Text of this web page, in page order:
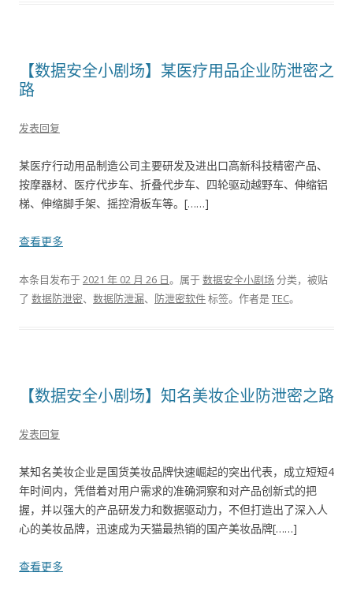
【数据安全小剧场】某医疗用品企业防泄密之
路
发表回复
某医疗行动用品制造公司主要研发及进出口高新科技精密产品、
按摩器材、医疗代步车、折叠代步车、四轮驱动越野车、伸缩铝
梯、伸缩脚手架、摇控滑板车等。[……]
查看更多
本条目发布于2021 年 02 月 26 日。属于数据安全小剧场分类，被贴
了 数据防泄密、 数据防泄漏、 防泄密软件标签。 作者是TEC。
【数据安全小剧场】知名美妆企业防泄密之路
发表回复
某知名美妆企业是国货美妆品牌快速崛起的突出代表，成立短短4
年时间内，凭借着对用户需求的准确洞察和对产品创新式的把
握，并以强大的产品研发力和数据驱动力，不但打造出了深入人
心的美妆品牌，迅速成为天猫最热销的国产美妆品牌[……]
查看更多